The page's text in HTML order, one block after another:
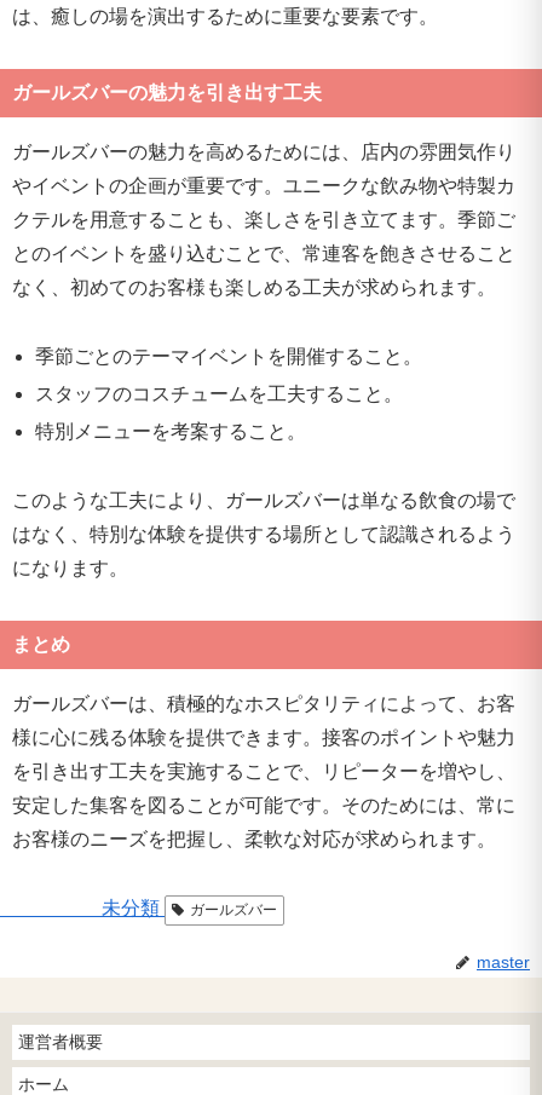
は、癒しの場を演出するために重要な要素です。
ガールズバーの魅力を引き出す工夫
ガールズバーの魅力を高めるためには、店内の雰囲気作り
やイベントの企画が重要です。ユニークな飲み物や特製カ
クテルを用意することも、楽しさを引き立てます。季節ご
とのイベントを盛り込むことで、常連客を飽きさせること
なく、初めてのお客様も楽しめる工夫が求められます。
季節ごとのテーマイベントを開催すること。
スタッフのコスチュームを工夫すること。
特別メニューを考案すること。
このような工夫により、ガールズバーは単なる飲食の場で
はなく、特別な体験を提供する場所として認識されるよう
になります。
まとめ
ガールズバーは、積極的なホスピタリティによって、お客
様に心に残る体験を提供できます。接客のポイントや魅力
を引き出す工夫を実施することで、リピーターを増やし、
安定した集客を図ることが可能です。そのためには、常に
お客様のニーズを把握し、柔軟な対応が求められます。
未分類 ガールズバー
master
運営者概要
ホーム